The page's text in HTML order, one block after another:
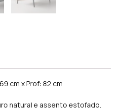
cm x Prof: 82 cm
natural e assento estofado.